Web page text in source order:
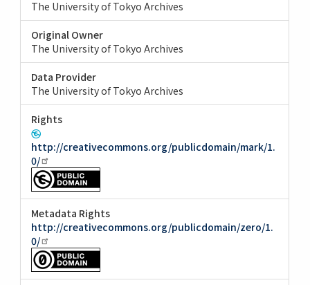
The University of Tokyo Archives
Original Owner
The University of Tokyo Archives
Data Provider
The University of Tokyo Archives
Rights
http://creativecommons.org/publicdomain/mark/1.
0/
Metadata Rights
http://creativecommons.org/publicdomain/zero/1.
0/